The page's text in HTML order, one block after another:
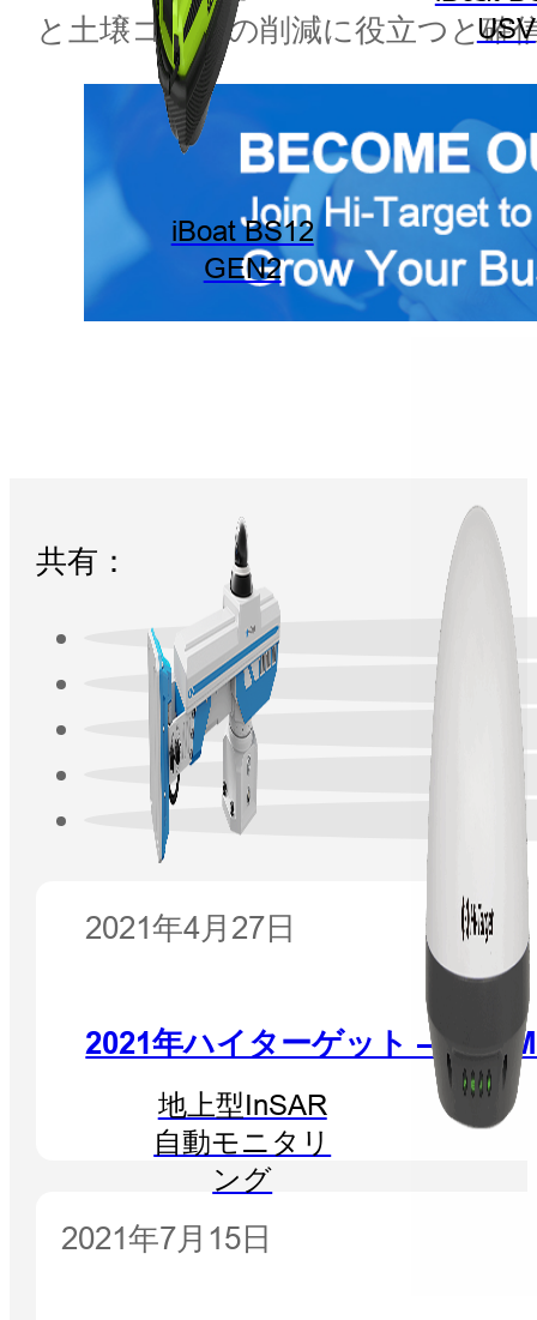
iBoat BS12
GEN2
USV
地上型InSAR
自動モニタリ
ング
と土壌コストの削減に役立つと確
共有：
2021年4月27日
2021年ハイターゲット –
2021年7月15日